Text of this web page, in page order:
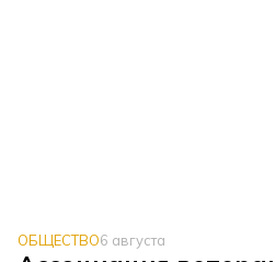
ОБЩЕСТВО6 августа